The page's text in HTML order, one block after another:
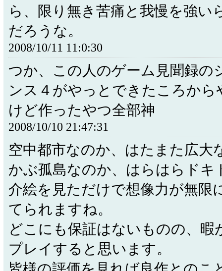
ら、限り無き苦痛と我慢を強い
だろうな。
2008/10/11 11:0:30
つか、この人のゲーム見聞録の
ンス４がやっとできたころから
けど作ったやつ全部神
2008/10/10 21:47:31
空中都市なのか、はたまた広大
かぶ孤島なのか、はらはらドキ
介絵を見ただけで想像力が無限
てられますね。
どこにも保証はないものの、暇
プレイすると思います。